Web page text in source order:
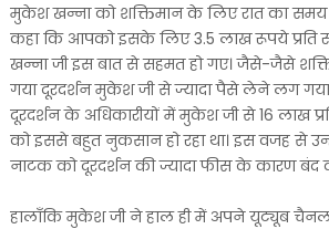
मुकेश खन्ना को शक्तिमान के लिए रात का समय
कहा कि आपको इसके लिए 3.5 लाख रूपये प्रति
खन्ना जी इस बात से सहमत हो गए। जैसे-जैसे
गया दूरदर्शन मुकेश जी से ज्यादा पैसे लेने लग
दूरदर्शन के अधिकारीयों में मुकेश जी से 16 लाख
को इससे बहुत नुकसान हो रहा था। इस वजह से
नाटक को दूरदर्शन की ज्यादा फीस के कारण बंद
हालाँकि मुकेश जी ने हाल ही में अपने यूट्यूब